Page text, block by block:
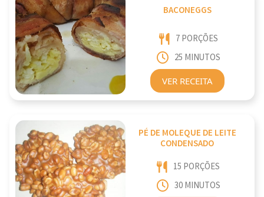
BACONEGGS
7 PORÇÕES
25 MINUTOS
VER RECEITA
PÉ DE MOLEQUE DE LEITE
CONDENSADO
15 PORÇÕES
30 MINUTOS